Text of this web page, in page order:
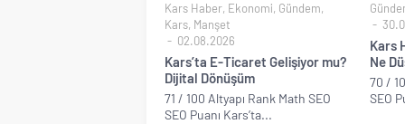
Kars Haber, Ekonomi, Gündem,
Kars, Manşet
02.08.2026
Kars’ta E-Ticaret Gelişiyor mu?
Dijital Dönüşüm
71 / 100 Altyapı Rank Math SEO
SEO Puanı Kars’ta...
Kars
Ne
70 /
SEO